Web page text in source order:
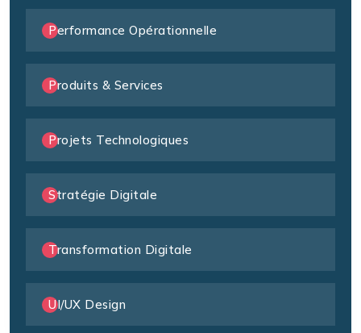
Performance Opérationnelle
Produits & Services
Projets Technologiques
Stratégie Digitale
Transformation Digitale
UI/UX Design